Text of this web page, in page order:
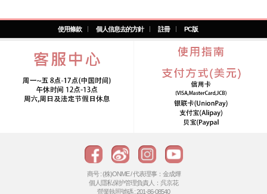
使用條款 個人信息去的方針 註冊 PC版
商号 : (株)ONME / 代表理事：金成燁
個人隱私保护管理負責人：呉京花
營業執照號碼 : 201-86-08540